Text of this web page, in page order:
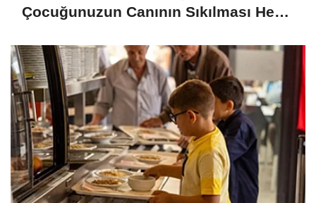
Çocuğunuzun Canının Sıkılması Her